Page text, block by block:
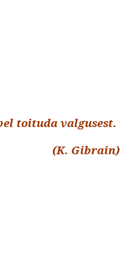
toituda valgusest.